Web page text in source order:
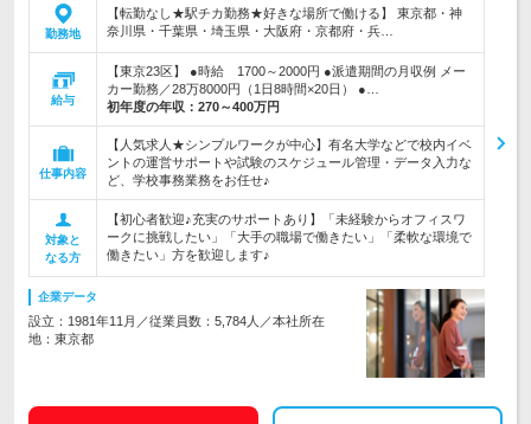
勤務地
【転勤なし★駅チカ勤務★好きな場所で働ける】 東京都・神
奈川県・千葉県・埼玉県・大阪府・京都府・兵…
給与
【東京23区】 ●時給 1700～2000円 ●派遣期間の月収例 メー
カー勤務／28万8000円（1日8時間×20日） ●…
初年度の年収： 270～400万円
仕事内容
【人気求人★シンプルワークが中心】有名大学などで校内イベ
ントの運営サポートや試験のスケジュール管理・データ入力な
ど、学校事務業務をお任せ♪
対象と
なる方
【初心者歓迎♪充実のサポートあり】「未経験からオフィスワ
ークに挑戦したい」「大手の職場で働きたい」「柔軟な環境で
働きたい」方を歓迎します♪
企業データ
設立：1981年11月／従業員数：5,784人／本社所在
地：東京都